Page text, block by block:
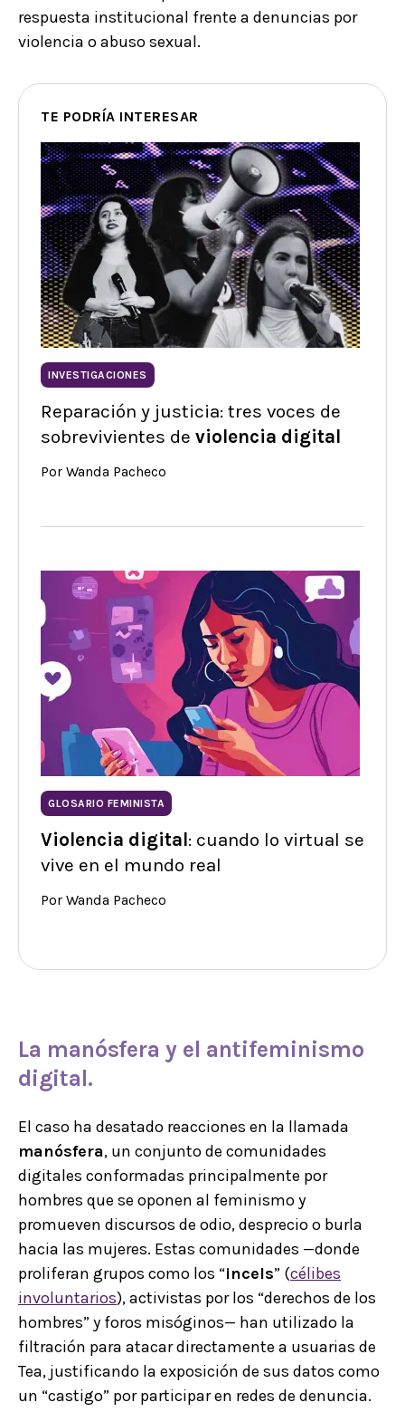
respuesta institucional frente a denuncias por
violencia o abuso sexual.
TE PODRÍA INTERESAR
INVESTIGACIONES
Reparación y justicia: tres voces de
sobrevivientes de violencia digital
Por Wanda Pacheco
GLOSARIO FEMINISTA
Violencia digital: cuando lo virtual se
vive en el mundo real
Por Wanda Pacheco
La manósfera y el antifeminismo
digital.
El caso ha desatado reacciones en la llamada
manósfera, un conjunto de comunidades
digitales conformadas principalmente por
hombres que se oponen al feminismo y
promueven discursos de odio, desprecio o burla
hacia las mujeres. Estas comunidades —donde
proliferan grupos como los “incels” (célibes
involuntarios), activistas por los “derechos de los
hombres” y foros misóginos— han utilizado la
filtración para atacar directamente a usuarias de
Tea, justificando la exposición de sus datos como
un “castigo” por participar en redes de denuncia.